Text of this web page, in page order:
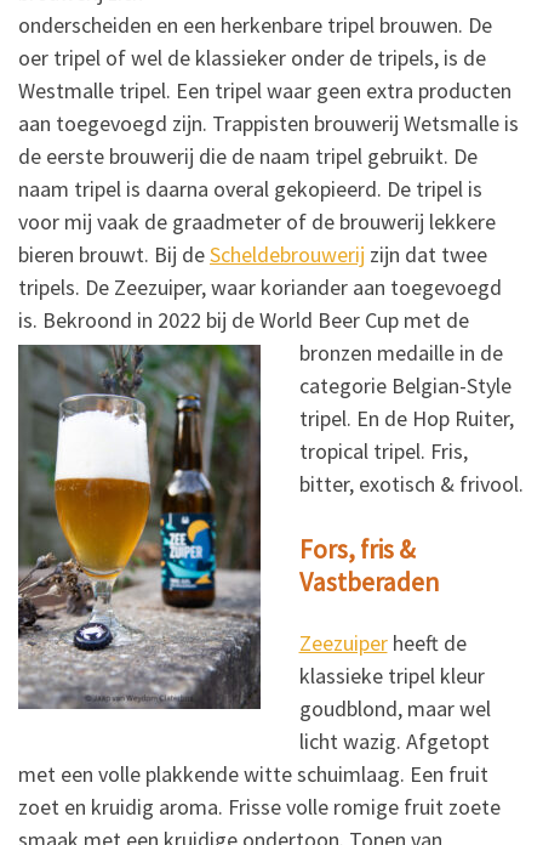
onderscheiden en een herkenbare tripel brouwen. De
oer tripel of wel de klassieker onder de tripels, is de
Westmalle tripel. Een tripel waar geen extra producten
aan toegevoegd zijn. Trappisten brouwerij Wetsmalle is
de eerste brouwerij die de naam tripel gebruikt. De
naam tripel is daarna overal gekopieerd. De tripel is
voor mij vaak de graadmeter of de brouwerij lekkere
bieren brouwt. Bij deScheldebrouwerij zijn dat twee
tripels. De Zeezuiper, waar koriander aan toegevoegd
is. Bekroond in 2022 bij de World Beer Cup met de
bronzen medaille in de
categorie Belgian-Style
tripel. En de Hop Ruiter,
tropical tripel. Fris,
bitter, exotisch & frivool.
Fors, fris &
Vastberaden
Zeezuiperheeft de
klassieke tripel kleur
goudblond, maar wel
licht wazig. Afgetopt
met een volle plakkende witte schuimlaag. Een fruit
zoet en kruidig aroma. Frisse volle romige fruit zoete
smaak met een kruidige ondertoon. Tonen van